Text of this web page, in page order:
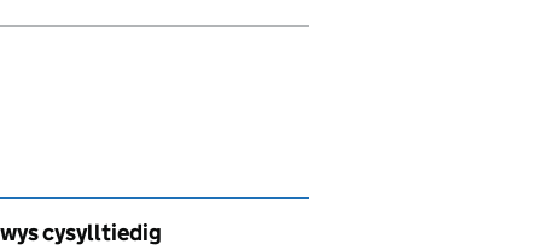
cysylltiedig